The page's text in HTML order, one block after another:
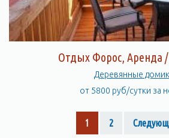
Отдых Форос, Аренда
Деревянные
от 5800 руб/сутки за
1 2